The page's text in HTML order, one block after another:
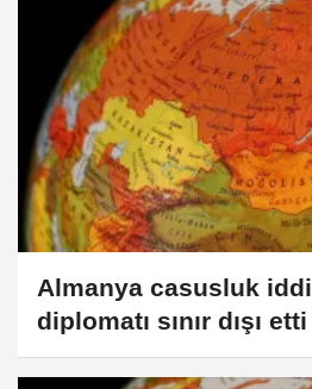
Almanya casusluk
diplomatı sınır dışı etti